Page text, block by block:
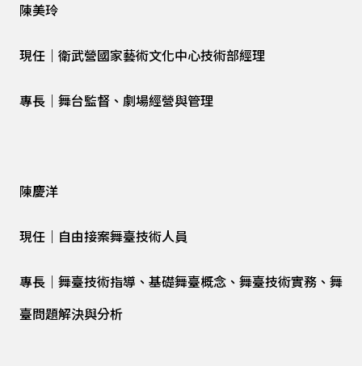
陳美玲
現任｜衛武營國家藝術文化中心技術部經理
專長｜舞台監督、劇場經營與管理
陳慶洋
現任｜自由接案舞臺技術人員
專長｜舞臺技術指導、基礎舞臺概念、舞臺技術實務、舞
臺問題解決與分析